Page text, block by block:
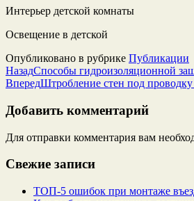
Интерьер детской комнаты
Освещение в детской
Опубликовано в рубрике Публикации
НазадСпособы гидроизоляционной
ВпередШтробление стен под
Добавить комментарий
Для отправки комментария вам
Свежие записи
ТОП-5 ошибок при монтаже